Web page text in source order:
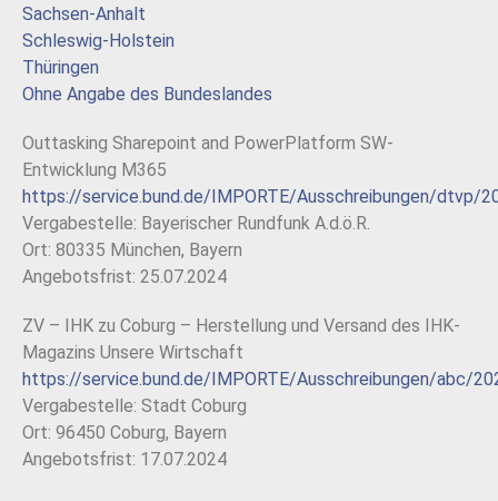
Sachsen-Anhalt
Schleswig-Holstein
Thüringen
Ohne Angabe des Bundeslandes
Outtasking Sharepoint and PowerPlatform SW-
Entwicklung M365
https://service.bund.de/IMPORTE/Ausschreibungen/dtvp/
Vergabestelle: Bayerischer Rundfunk A.d.ö.R.
Ort: 80335 München, Bayern
Angebotsfrist: 25.07.2024
ZV – IHK zu Coburg – Herstellung und Versand des IHK-
Magazins Unsere Wirtschaft
https://service.bund.de/IMPORTE/Ausschreibungen/abc/
Vergabestelle: Stadt Coburg
Ort: 96450 Coburg, Bayern
Angebotsfrist: 17.07.2024